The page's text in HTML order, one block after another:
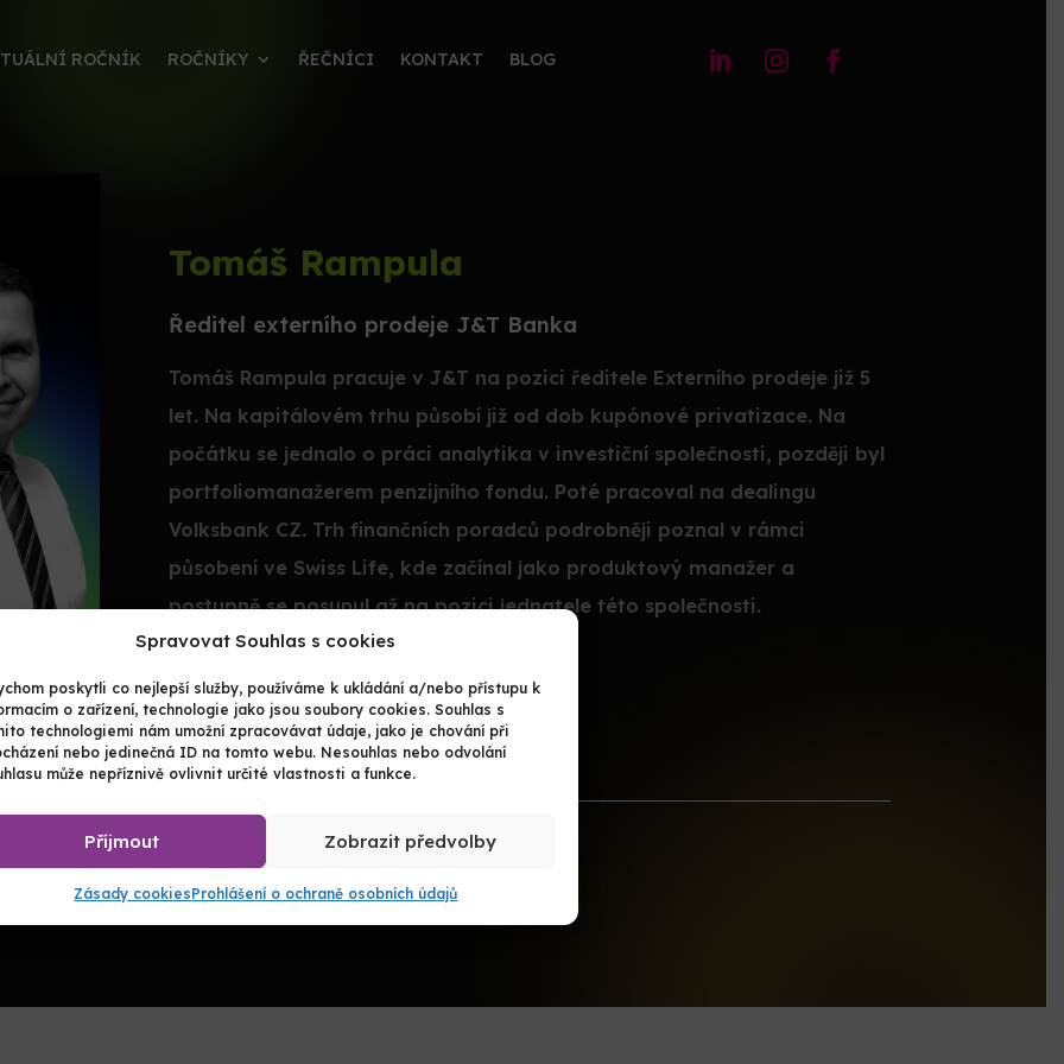
Spravovat Souhlas s cookies
poskytli co nejlepší služby, používáme k ukládání a/nebo přístupu k
o zařízení, technologie jako jsou soubory cookies. Souhlas s
technologiemi nám umožní zpracovávat údaje, jako je chování při
nebo jedinečná ID na tomto webu. Nesouhlas nebo odvolání
může nepříznivě ovlivnit určité vlastnosti a funkce.
Příjmout Zobrazit předvolby
Zásady cookiesProhlášení o ochraně osobních údajů
ROČNÍK ROČNÍKY ŘEČNÍCI KONTAKT BLOG
Tomáš Rampula
Ředitel externího prodeje J&T Banka
Tomáš Rampula pracuje v J&T na pozici ředitele Externího prodeje již 5
let. Na kapitálovém trhu působí již od dob kupónové privatizace. Na
počátku se jednalo o práci analytika v investiční společnosti, později byl
portfoliomanažerem penzijního fondu. Poté pracoval na dealingu
Volksbank CZ. Trh finančních poradců podrobněji poznal v rámci
působení ve Swiss Life, kde začínal jako produktový manažer a
postupně se posunul až na pozici jednatele této společnosti.